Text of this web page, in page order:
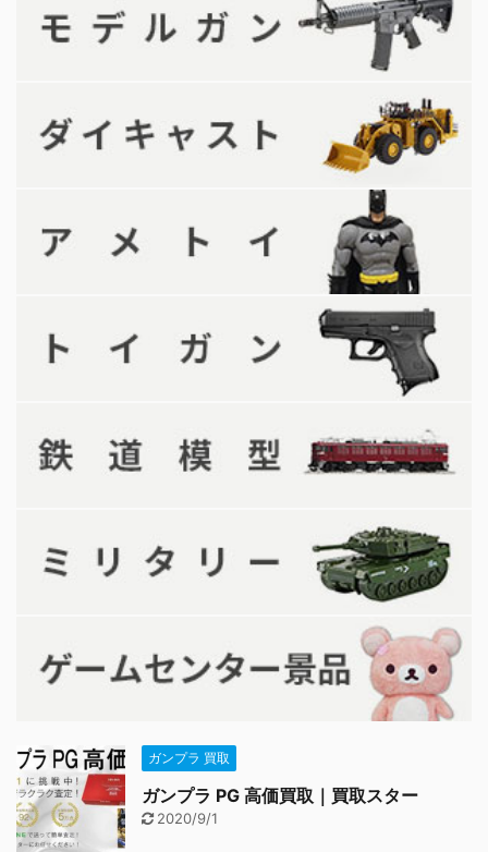
ガンプラ 買取
ガンプラ PG 高価買取｜買取スター
2020/9/1